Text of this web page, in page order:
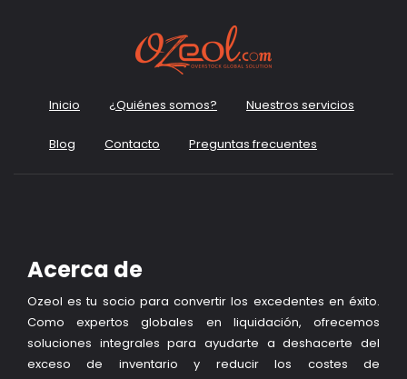
Inicio ¿Quiénes somos? Nuestros servicios
Blog Contacto Preguntas frecuentes
Acerca de
Ozeol es tu socio para convertir los excedentes en éxito.
Como expertos globales en liquidación, ofrecemos
soluciones integrales para ayudarte a deshacerte del
exceso de inventario y reducir los costes de